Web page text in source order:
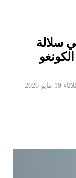
سلالة
19 مايو 2026